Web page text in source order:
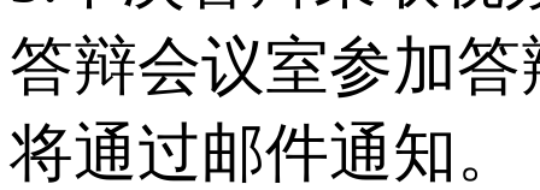
答辩会议室参加
将通过邮件通知。